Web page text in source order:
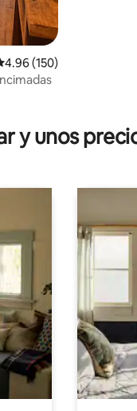
promedio:
4.96 (150)
y unos